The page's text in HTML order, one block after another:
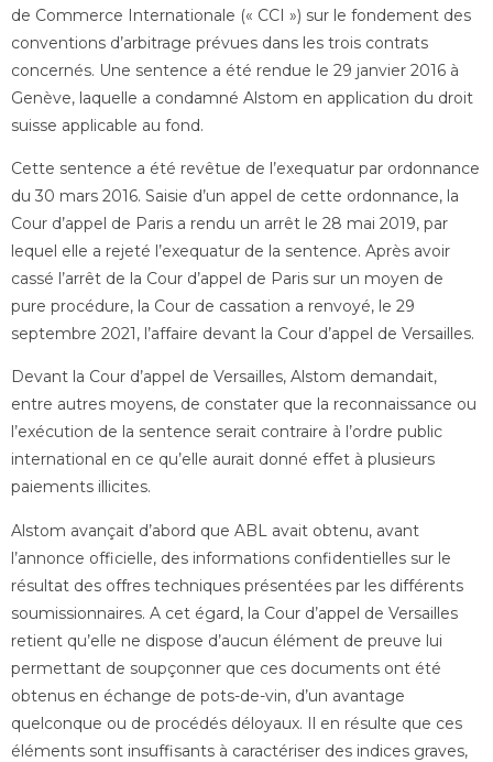
de Commerce Internationale (« CCI ») sur le fondement des
conventions d’arbitrage prévues dans les trois contrats
concernés. Une sentence a été rendue le 29 janvier 2016 à
Genève, laquelle a condamné Alstom en application du droit
suisse applicable au fond.
Cette sentence a été revêtue de l’exequatur par ordonnance
du 30 mars 2016. Saisie d’un appel de cette ordonnance, la
Cour d’appel de Paris a rendu un arrêt le 28 mai 2019, par
lequel elle a rejeté l’exequatur de la sentence. Après avoir
cassé l’arrêt de la Cour d’appel de Paris sur un moyen de
pure procédure, la Cour de cassation a renvoyé, le 29
septembre 2021, l’affaire devant la Cour d’appel de Versailles.
Devant la Cour d’appel de Versailles, Alstom demandait,
entre autres moyens, de constater que la reconnaissance ou
l’exécution de la sentence serait contraire à l’ordre public
international en ce qu’elle aurait donné effet à plusieurs
paiements illicites.
Alstom avançait d’abord que ABL avait obtenu, avant
l’annonce officielle, des informations confidentielles sur le
résultat des offres techniques présentées par les différents
soumissionnaires. A cet égard, la Cour d’appel de Versailles
retient qu’elle ne dispose d’aucun élément de preuve lui
permettant de soupçonner que ces documents ont été
obtenus en échange de pots-de-vin, d’un avantage
quelconque ou de procédés déloyaux. Il en résulte que ces
éléments sont insuffisants à caractériser des indices graves,